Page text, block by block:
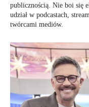
publicznością. Nie boi się
udział w podcastach,
twórcami mediów.